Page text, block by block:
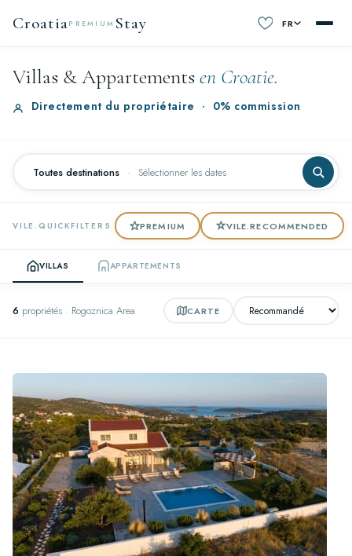
CroatiaPREMIUM Stay FR
Villas & Appartementsen Croatie.
Directement du propriétaire · 0% commission
Toutes destinations · Sélectionner les dates
VILE.QUICKFILTERS PREMIUM VILE.RECOMMENDED
VILLAS APPARTEMENTS
6 propriétés · Rogoznica Area CARTE